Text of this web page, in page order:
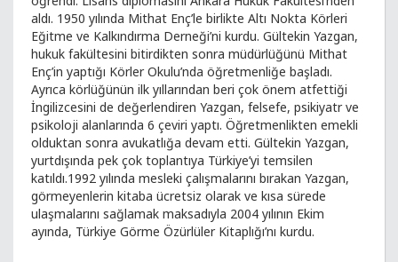
aldı. 1950 yılında Mithat Enç’le birlikte Altı Nokta Körleri
Eğitme ve Kalkındırma Derneği’ni kurdu. Gültekin Yazgan,
hukuk fakültesini bitirdikten sonra müdürlüğünü Mithat
Enç’in yaptığı Körler Okulu’nda öğretmenliğe başladı.
Ayrıca körlüğünün ilk yıllarından beri çok önem atfettiği
İngilizcesini de değerlendiren Yazgan, felsefe, psikiyatr ve
psikoloji alanlarında 6 çeviri yaptı. Öğretmenlikten emekli
olduktan sonra avukatlığa devam etti. Gültekin Yazgan,
yurtdışında pek çok toplantıya Türkiye’yi temsilen
katıldı.1992 yılında mesleki çalışmalarını bırakan Yazgan,
görmeyenlerin kitaba ücretsiz olarak ve kısa sürede
ulaşmalarını sağlamak maksadıyla 2004 yılının Ekim
ayında, Türkiye Görme Özürlüler Kitaplığı’nı kurdu.